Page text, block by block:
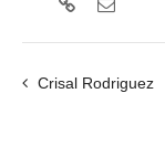
Crisal Rodriguez